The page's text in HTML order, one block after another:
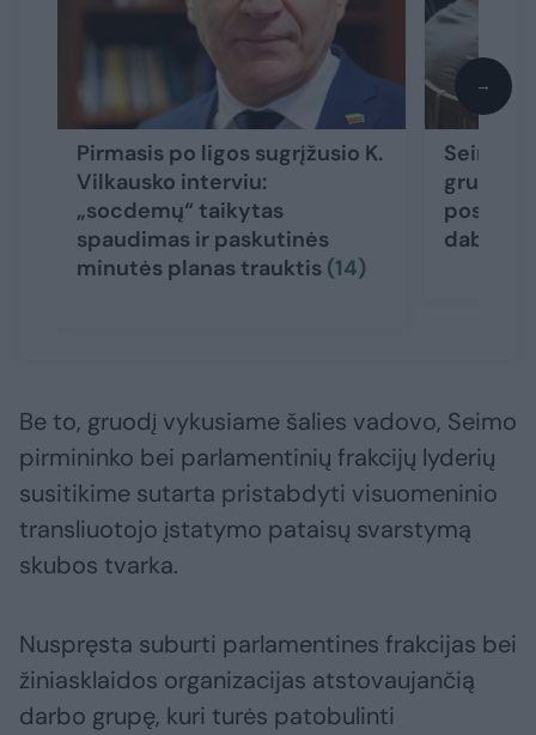
Pirmasis po ligos sugrįžusio K.
Vilkausko interviu:
„socdemų“ taikytas
spaudimas ir paskutinės
minutės planas trauktis (14)
Seime –
grupės
→
Be to, gruodį vykusiame šalies vadovo, Seimo
pirmininko bei parlamentinių frakcijų lyderių
susitikime sutarta pristabdyti visuomeninio
transliuotojo įstatymo pataisų svarstymą
skubos tvarka.
Nuspręsta suburti parlamentines frakcijas bei
žiniasklaidos organizacijas atstovaujančią
darbo grupę, kuri turės patobulinti